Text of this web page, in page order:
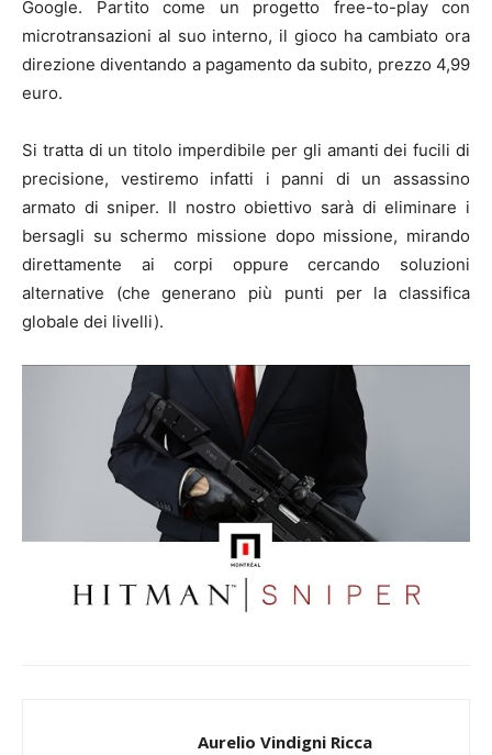
Google. Partito come un progetto free-to-play con
microtransazioni al suo interno, il gioco ha cambiato ora
direzione diventando a pagamento da subito, prezzo 4,99
euro.
Si tratta di un titolo imperdibile per gli amanti dei fucili di
precisione, vestiremo infatti i panni di un assassino
armato di sniper. Il nostro obiettivo sarà di eliminare i
bersagli su schermo missione dopo missione, mirando
direttamente ai corpi oppure cercando soluzioni
alternative (che generano più punti per la classifica
globale dei livelli).
Aurelio Vindigni Ricca